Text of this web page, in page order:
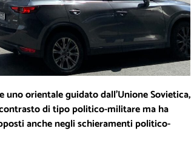
orientale guidato dall’Unione Sovietica,
di tipo politico-militare ma ha
anche negli schieramenti politico-